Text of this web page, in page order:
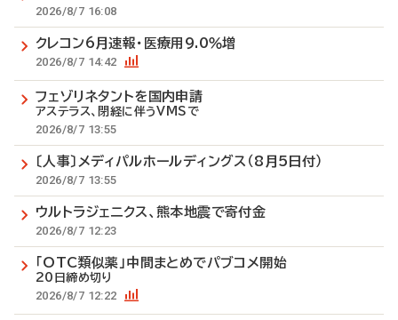
2026/8/7 16:08
クレコン6月速報・医療用9.0％増
2026/8/7 14:42
フェゾリネタントを国内申請
アステラス、閉経に伴うVMSで
2026/8/7 13:55
〔人事〕メディパルホールディングス（8月5日付）
2026/8/7 13:55
ウルトラジェニクス、熊本地震で寄付金
2026/8/7 12:23
「OTC類似薬」中間まとめでパブコメ開始
20日締め切り
2026/8/7 12:22